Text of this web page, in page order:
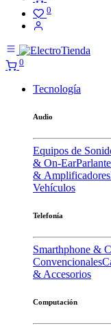
0
0
Tecnología
Audio
Equipos de
& On-Ear
& Amplificadores
Vehículos
Telefonía
Smarthphone &
Convencionales
& Accesorios
Computación